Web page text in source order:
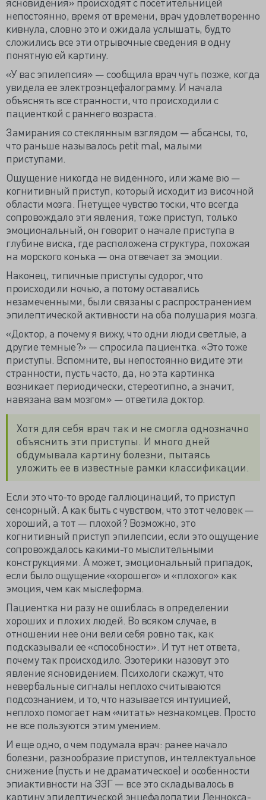
непостоянно, время от времени, врач удовлетворенно
кивнула, словно это и ожидала услышать, будто
сложились все эти отрывочные сведения в одну
понятную ей картину.
«У вас эпилепсия» — сообщила врач чуть позже, когда
увидела ее электроэнцефалограмму. И начала
объяснять все странности, что происходили с
пациенткой с раннего возраста.
Замирания со стеклянным взглядом — абсансы, то,
что раньше называлось petit mal, малыми
приступами.
Ощущение никогда не виденного, или жаме вю —
когнитивный приступ, который исходит из височной
области мозга. Гнетущее чувство тоски, что всегда
сопровождало эти явления, тоже приступ, только
эмоциональный, он говорит о начале приступа в
глубине виска, где расположена структура, похожая
на морского конька — она отвечает за эмоции.
Наконец, типичные приступы судорог, что
происходили ночью, а потому оставались
незамеченными, были связаны с распространением
эпилептической активности на оба полушария мозга.
«Доктор, а почему я вижу, что одни люди светлые, а
другие темные?» — спросила пациентка. «Это тоже
приступы. Вспомните, вы непостоянно видите эти
странности, пусть часто, да, но эта картинка
возникает периодически, стереотипно, а значит,
навязана вам мозгом» — ответила доктор.
Хотя для себя врач так и не смогла однозначно
объяснить эти приступы. И много дней
обдумывала картину болезни, пытаясь
уложить ее в известные рамки классификации.
Если это что-то вроде галлюцинаций, то приступ
сенсорный. А как быть с чувством, что этот человек —
хороший, а тот — плохой? Возможно, это
когнитивный приступ эпилепсии, если это ощущение
сопровождалось какими-то мыслительными
конструкциями. А может, эмоциональный припадок,
если было ощущение «хорошего» и «плохого» как
эмоция, чем как мыслеформа.
Пациентка ни разу не ошиблась в определении
хороших и плохих людей. Во всяком случае, в
отношении нее они вели себя ровно так, как
подсказывали ее «способности». И тут нет ответа,
почему так происходило. Эзотерики назовут это
явление ясновидением. Психологи скажут, что
невербальные сигналы неплохо считываются
подсознанием, и то, что называется интуицией,
неплохо помогает нам «читать» незнакомцев. Просто
не все пользуются этим умением.
И еще одно, о чем подумала врач: ранее начало
болезни, разнообразие приступов, интеллектуальное
снижение (пусть и не драматическое) и особенности
эпиактивности на ЭЭГ — все это складывалось в
картину эпилептической энцефалопатии Леннокса-